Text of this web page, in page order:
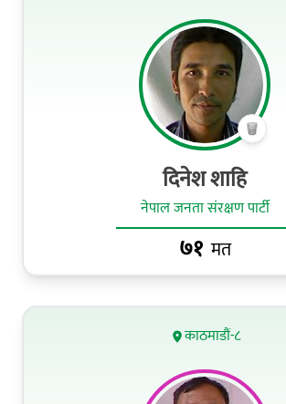
दिनेश शाहि
नेपाल जनता संरक्षण पार्टी
७१ मत
काठमाडौं-८